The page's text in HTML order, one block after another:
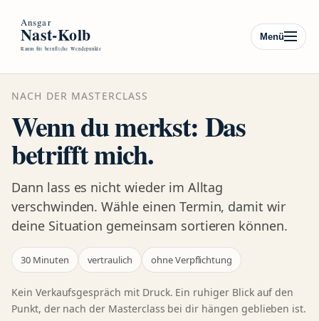
Menü
NACH DER MASTERCLASS
Wenn du merkst: Das
betrifft mich.
Dann lass es nicht wieder im Alltag
verschwinden. Wähle einen Termin, damit wir
deine Situation gemeinsam sortieren können.
30 Minuten vertraulich ohne Verpflichtung
Kein Verkaufsgespräch mit Druck. Ein ruhiger Blick auf den
Punkt, der nach der Masterclass bei dir hängen geblieben ist.